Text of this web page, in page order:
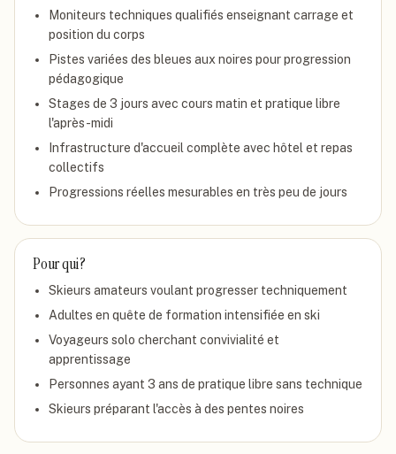
Moniteurs techniques qualifiés enseignant carrage et
position du corps
Pistes variées des bleues aux noires pour progression
pédagogique
Stages de 3 jours avec cours matin et pratique libre
l'après-midi
Infrastructure d'accueil complète avec hôtel et repas
collectifs
Progressions réelles mesurables en très peu de jours
Pour qui ?
Skieurs amateurs voulant progresser techniquement
Adultes en quête de formation intensifiée en ski
Voyageurs solo cherchant convivialité et
apprentissage
Personnes ayant 3 ans de pratique libre sans technique
Skieurs préparant l'accès à des pentes noires